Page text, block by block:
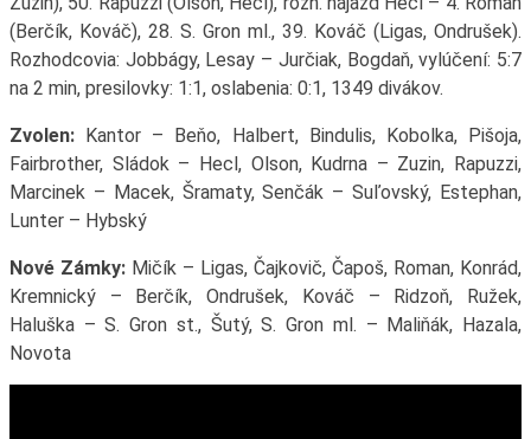
(Berčík, Kováč), 28. S. Gron ml., 39. Kováč (Ligas, Ondrušek).
Rozhodcovia: Jobbágy, Lesay – Jurčiak, Bogdaň, vylúčení: 5:7
na 2 min, presilovky: 1:1, oslabenia: 0:1, 1349 divákov.
Zvolen:Kantor – Beňo, Halbert, Bindulis, Kobolka, Pišoja,
Fairbrother, Sládok – Hecl, Olson, Kudrna – Zuzin, Rapuzzi,
Marcinek – Macek, Šramaty, Senčák – Suľovský, Estephan,
Lunter – Hybský
Nové Zámky: Mičík – Ligas, Čajkovič, Čapoš, Roman, Konrád,
Kremnický – Berčík, Ondrušek, Kováč – Ridzoň, Ružek,
Haluška – S. Gron st., Šutý, S. Gron ml. – Maliňák, Hazala,
Novota